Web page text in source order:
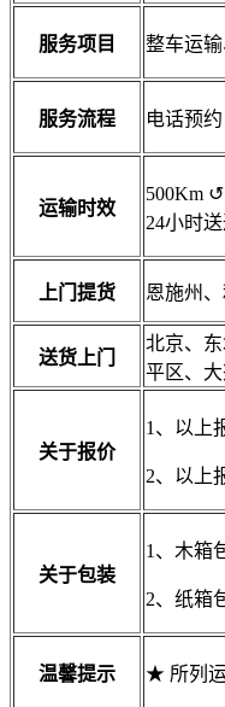
服务项目 整车运
服务流程 电话预约
运输时效
500Km ↺
24小时
上门提货 恩施州
送货上门
北京、
平区、
关于报价
1、以上
2、以上
关于包装
1、木箱
2、纸箱
温馨提示 ★ 所列